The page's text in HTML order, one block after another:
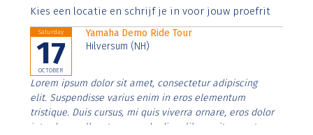
Aenean faucibus nibh et justo cursus id rutrum lorem
Kies een locatie en schrijf je in voor jouw proefrit
Saturday
17
OCTOBER
Yamaha Demo Ride Tour
Hilversum (NH)
Lorem ipsum dolor sit amet, consectetur adipiscing
elit. Suspendisse varius enim in eros elementum
tristique. Duis cursus, mi quis viverra ornare, eros dolor
interdum nulla, ut commodo diam libero vitae erat.